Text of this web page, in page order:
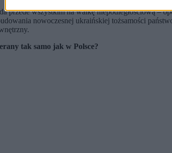
przede wszystkim na walkę niepodległościową
nowoczesnej ukraińskiej tożsamości
tak samo jak w Polsce?